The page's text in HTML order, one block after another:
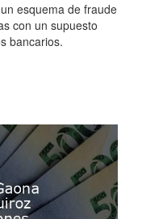
esquema de fraude
con un supuesto
bancarios.